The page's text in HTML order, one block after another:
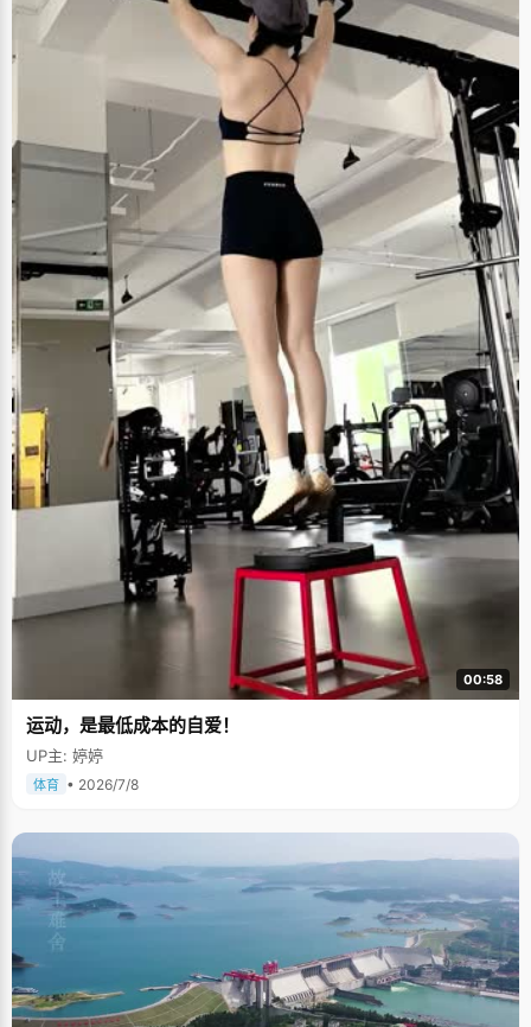
00:58
运动，是最低成本的自爱！
UP主: 婷婷
体育 • 2026/7/8